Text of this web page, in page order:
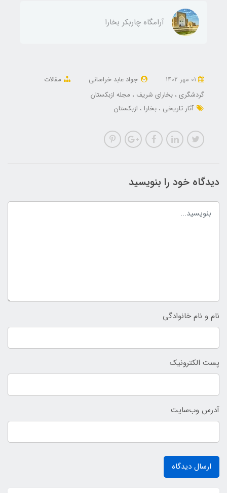
آرامگاه چاربکر بخارا
جواد عابد خراسانی
مقالات
گردشگری بخارای شریف
مجله ازبکستان
آثار تاریخی
بخارا ازبکستان
دیدگاه خود را بنویسید
نام و نام خانوادگی
پست الکترونیک
آدرس وب‌سایت
ارسال دیدگاه